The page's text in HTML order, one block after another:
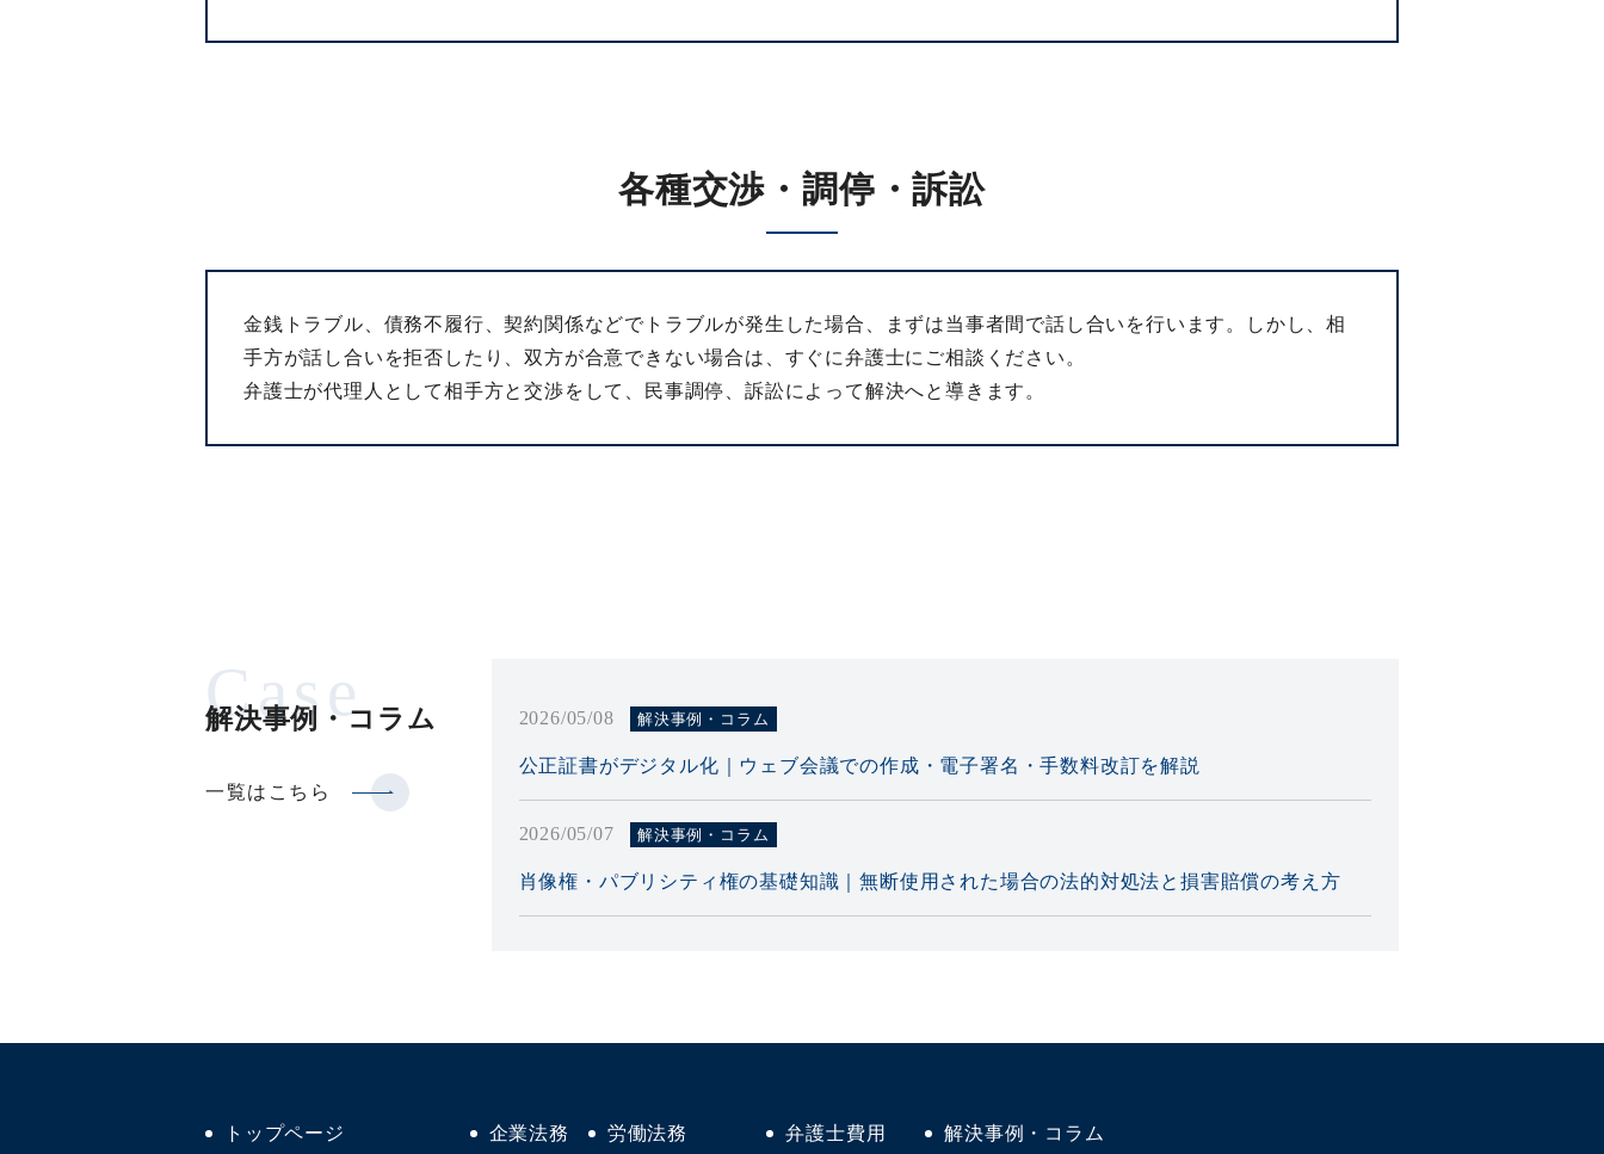
各種交渉・調停・訴訟
金銭トラブル、債務不履行、契約関係などでトラブルが発生した場合、まずは当事者間で話し合いを行います。しかし、相
手方が話し合いを拒否したり、双方が合意できない場合は、すぐに弁護士にご相談ください。
弁護士が代理人として相手方と交渉をして、民事調停、訴訟によって解決へと導きます。
Case
解決事例・コラム
一覧はこちら
2026/05/08 解決事例・コラム
公正証書がデジタル化｜ウェブ会議での作成・電子署名・手数料改訂を解説
2026/05/07 解決事例・コラム
肖像権・パブリシティ権の基礎知識｜無断使用された場合の法的対処法と損害賠償の考え方
トップページ
企業法務 労働法務 弁護士費用 解決事例・コラム